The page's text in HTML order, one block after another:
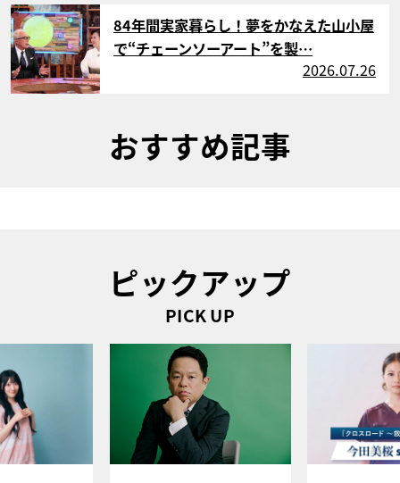
サムネイル
84年間実家暮らし！夢をかなえた山小屋
で“チェーンソーアート”を製…
2026.07.26
おすすめ記事
ピックアップ
PICK UP